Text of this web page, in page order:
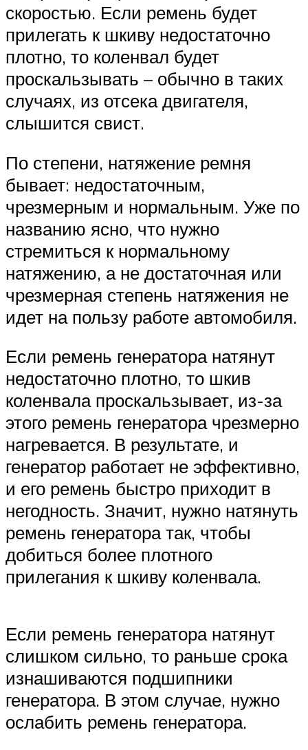
скоростью. Если ремень будет
прилегать к шкиву недостаточно
плотно, то коленвал будет
проскальзывать – обычно в таких
случаях, из отсека двигателя,
слышится свист.
По степени, натяжение ремня
бывает: недостаточным,
чрезмерным и нормальным. Уже по
названию ясно, что нужно
стремиться к нормальному
натяжению, а не достаточная или
чрезмерная степень натяжения не
идет на пользу работе автомобиля.
Если ремень генератора натянут
недостаточно плотно, то шкив
коленвала проскальзывает, из-за
этого ремень генератора чрезмерно
нагревается. В результате, и
генератор работает не эффективно,
и его ремень быстро приходит в
негодность. Значит, нужно натянуть
ремень генератора так, чтобы
добиться более плотного
прилегания к шкиву коленвала.
Если ремень генератора натянут
слишком сильно, то раньше срока
изнашиваются подшипники
генератора. В этом случае, нужно
ослабить ремень генератора.